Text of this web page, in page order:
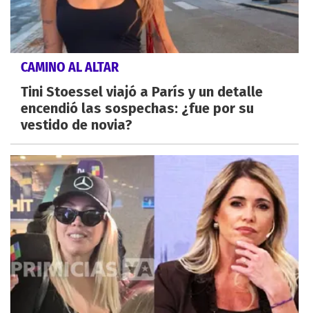
CAMINO AL ALTAR
Tini Stoessel viajó a París y un detalle
encendió las sospechas: ¿fue por su
vestido de novia?